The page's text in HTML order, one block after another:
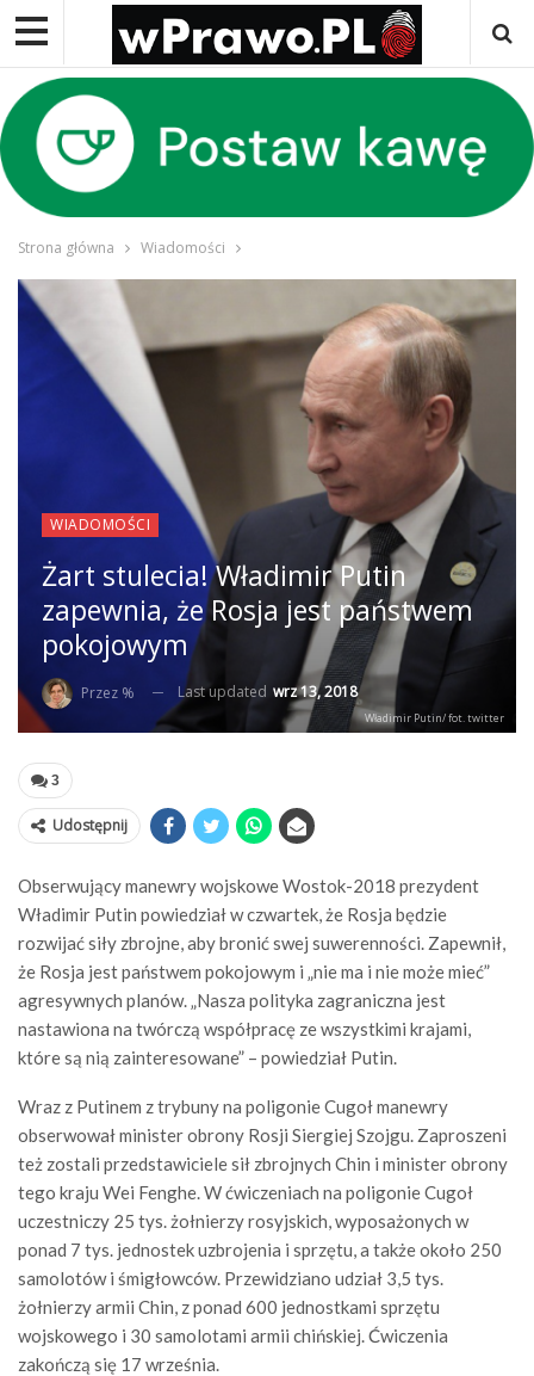
Strona główna Wiadomości
WIADOMOŚCI
Żart stulecia! Władimir Putin
zapewnia, że Rosja jest państwem
pokojowym
Przez % Last updated wrz 13, 2018
Władimir Putin/ fot. twitter
3
Udostępnij
Obserwujący manewry wojskowe Wostok-2018 prezydent
Władimir Putin powiedział w czwartek, że Rosja będzie
rozwijać siły zbrojne, aby bronić swej suwerenności. Zapewnił,
że Rosja jest państwem pokojowym i „nie ma i nie może mieć”
agresywnych planów. „Nasza polityka zagraniczna jest
nastawiona na twórczą współpracę ze wszystkimi krajami,
które są nią zainteresowane” – powiedział Putin.
Wraz z Putinem z trybuny na poligonie Cugoł manewry
obserwował minister obrony Rosji Siergiej Szojgu. Zaproszeni
też zostali przedstawiciele sił zbrojnych Chin i minister obrony
tego kraju Wei Fenghe. W ćwiczeniach na poligonie Cugoł
uczestniczy 25 tys. żołnierzy rosyjskich, wyposażonych w
ponad 7 tys. jednostek uzbrojenia i sprzętu, a także około 250
samolotów i śmigłowców. Przewidziano udział 3,5 tys.
żołnierzy armii Chin, z ponad 600 jednostkami sprzętu
wojskowego i 30 samolotami armii chińskiej. Ćwiczenia
zakończą się 17 września.